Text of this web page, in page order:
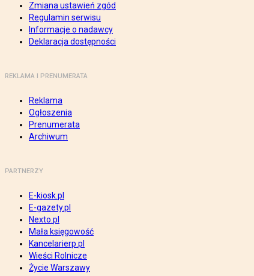
Zmiana ustawień zgód
Regulamin serwisu
Informacje o nadawcy
Deklaracja dostępności
REKLAMA I PRENUMERATA
Reklama
Ogłoszenia
Prenumerata
Archiwum
PARTNERZY
E-kiosk.pl
E-gazety.pl
Nexto.pl
Mała księgowość
Kancelarierp.pl
Wieści Rolnicze
Życie Warszawy